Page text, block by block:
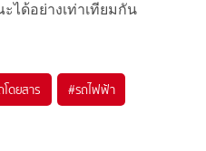
ได้อย่างเท่าเทียมกัน
โดยสาร #รถไฟฟ้า